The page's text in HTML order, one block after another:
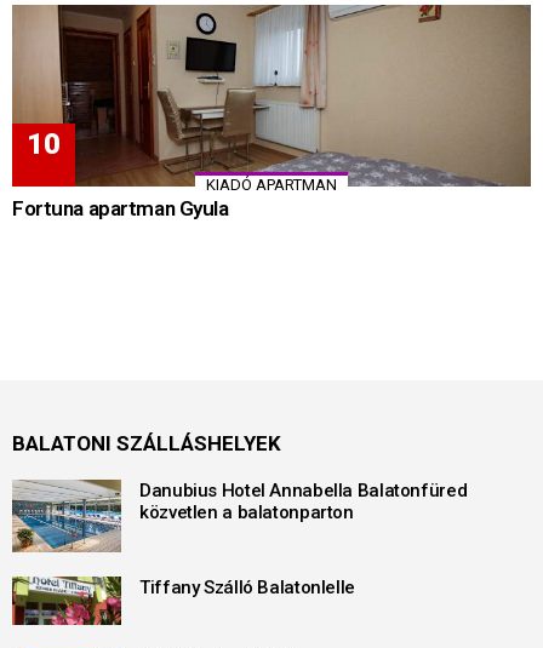
KIADÓ APARTMAN
Fortuna apartman Gyula
BALATONI SZÁLLÁSHELYEK
Danubius Hotel Annabella Balatonfüred
közvetlen a balatonparton
Tiffany Szálló Balatonlelle